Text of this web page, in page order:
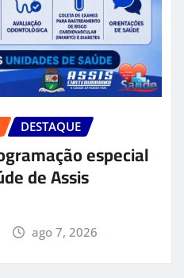
DESTAQUE
especial
de Assis
ago 7, 2026